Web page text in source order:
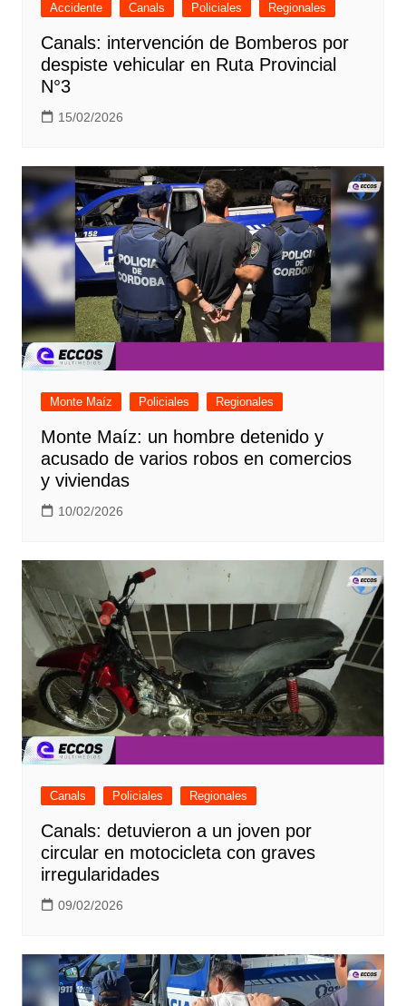
Accidente Canals Policiales Regionales
Canals: intervención de Bomberos por
despiste vehicular en Ruta Provincial
N°3
15/02/2026
Monte Maíz Policiales Regionales
Monte Maíz: un hombre detenido y
acusado de varios robos en comercios
y viviendas
10/02/2026
Canals Policiales Regionales
Canals: detuvieron a un joven por
circular en motocicleta con graves
irregularidades
09/02/2026